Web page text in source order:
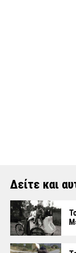
Δείτε και